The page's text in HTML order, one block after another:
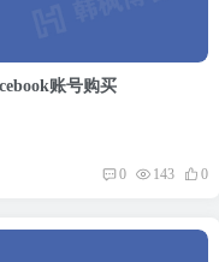
账号购买
0 143 0